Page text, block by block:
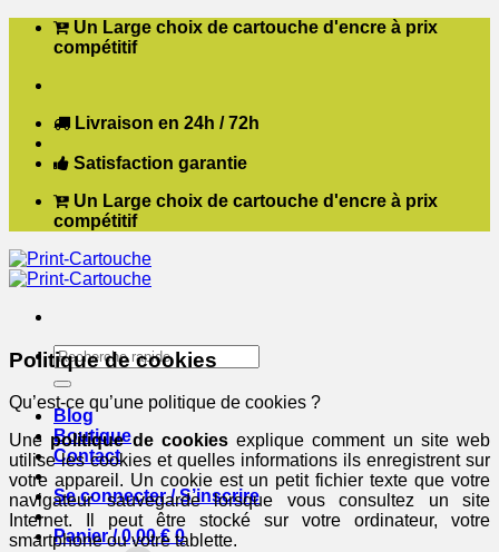
Passer Un Large choix de cartouche d'encre à prix
compétitif
Livraison en 24h / 72h
Satisfaction garantie
Un Large choix de cartouche d'encre à prix
compétitif
Recherche
pour :
Blog
Boutique
Contact
Se connecter / S’inscrire
Panier /0,00€ 0
Politique de cookies
Qu’est-ce qu’une politique de cookies ?
Une politique de cookiesexplique comment un site web
utilise les cookies et quelles informations ils enregistrent sur
votre appareil. Un cookie est un petit fichier texte que votre
navigateur sauvegarde lorsque vous consultez un site
Internet. Il peut être stocké sur votre ordinateur, votre
smartphone ou votre tablette.